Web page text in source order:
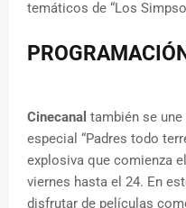
temáticos de “Los
Cinecanal también se
especial “Padres todo
explosiva que comienza
viernes hasta el 24. En
disfrutar de películas